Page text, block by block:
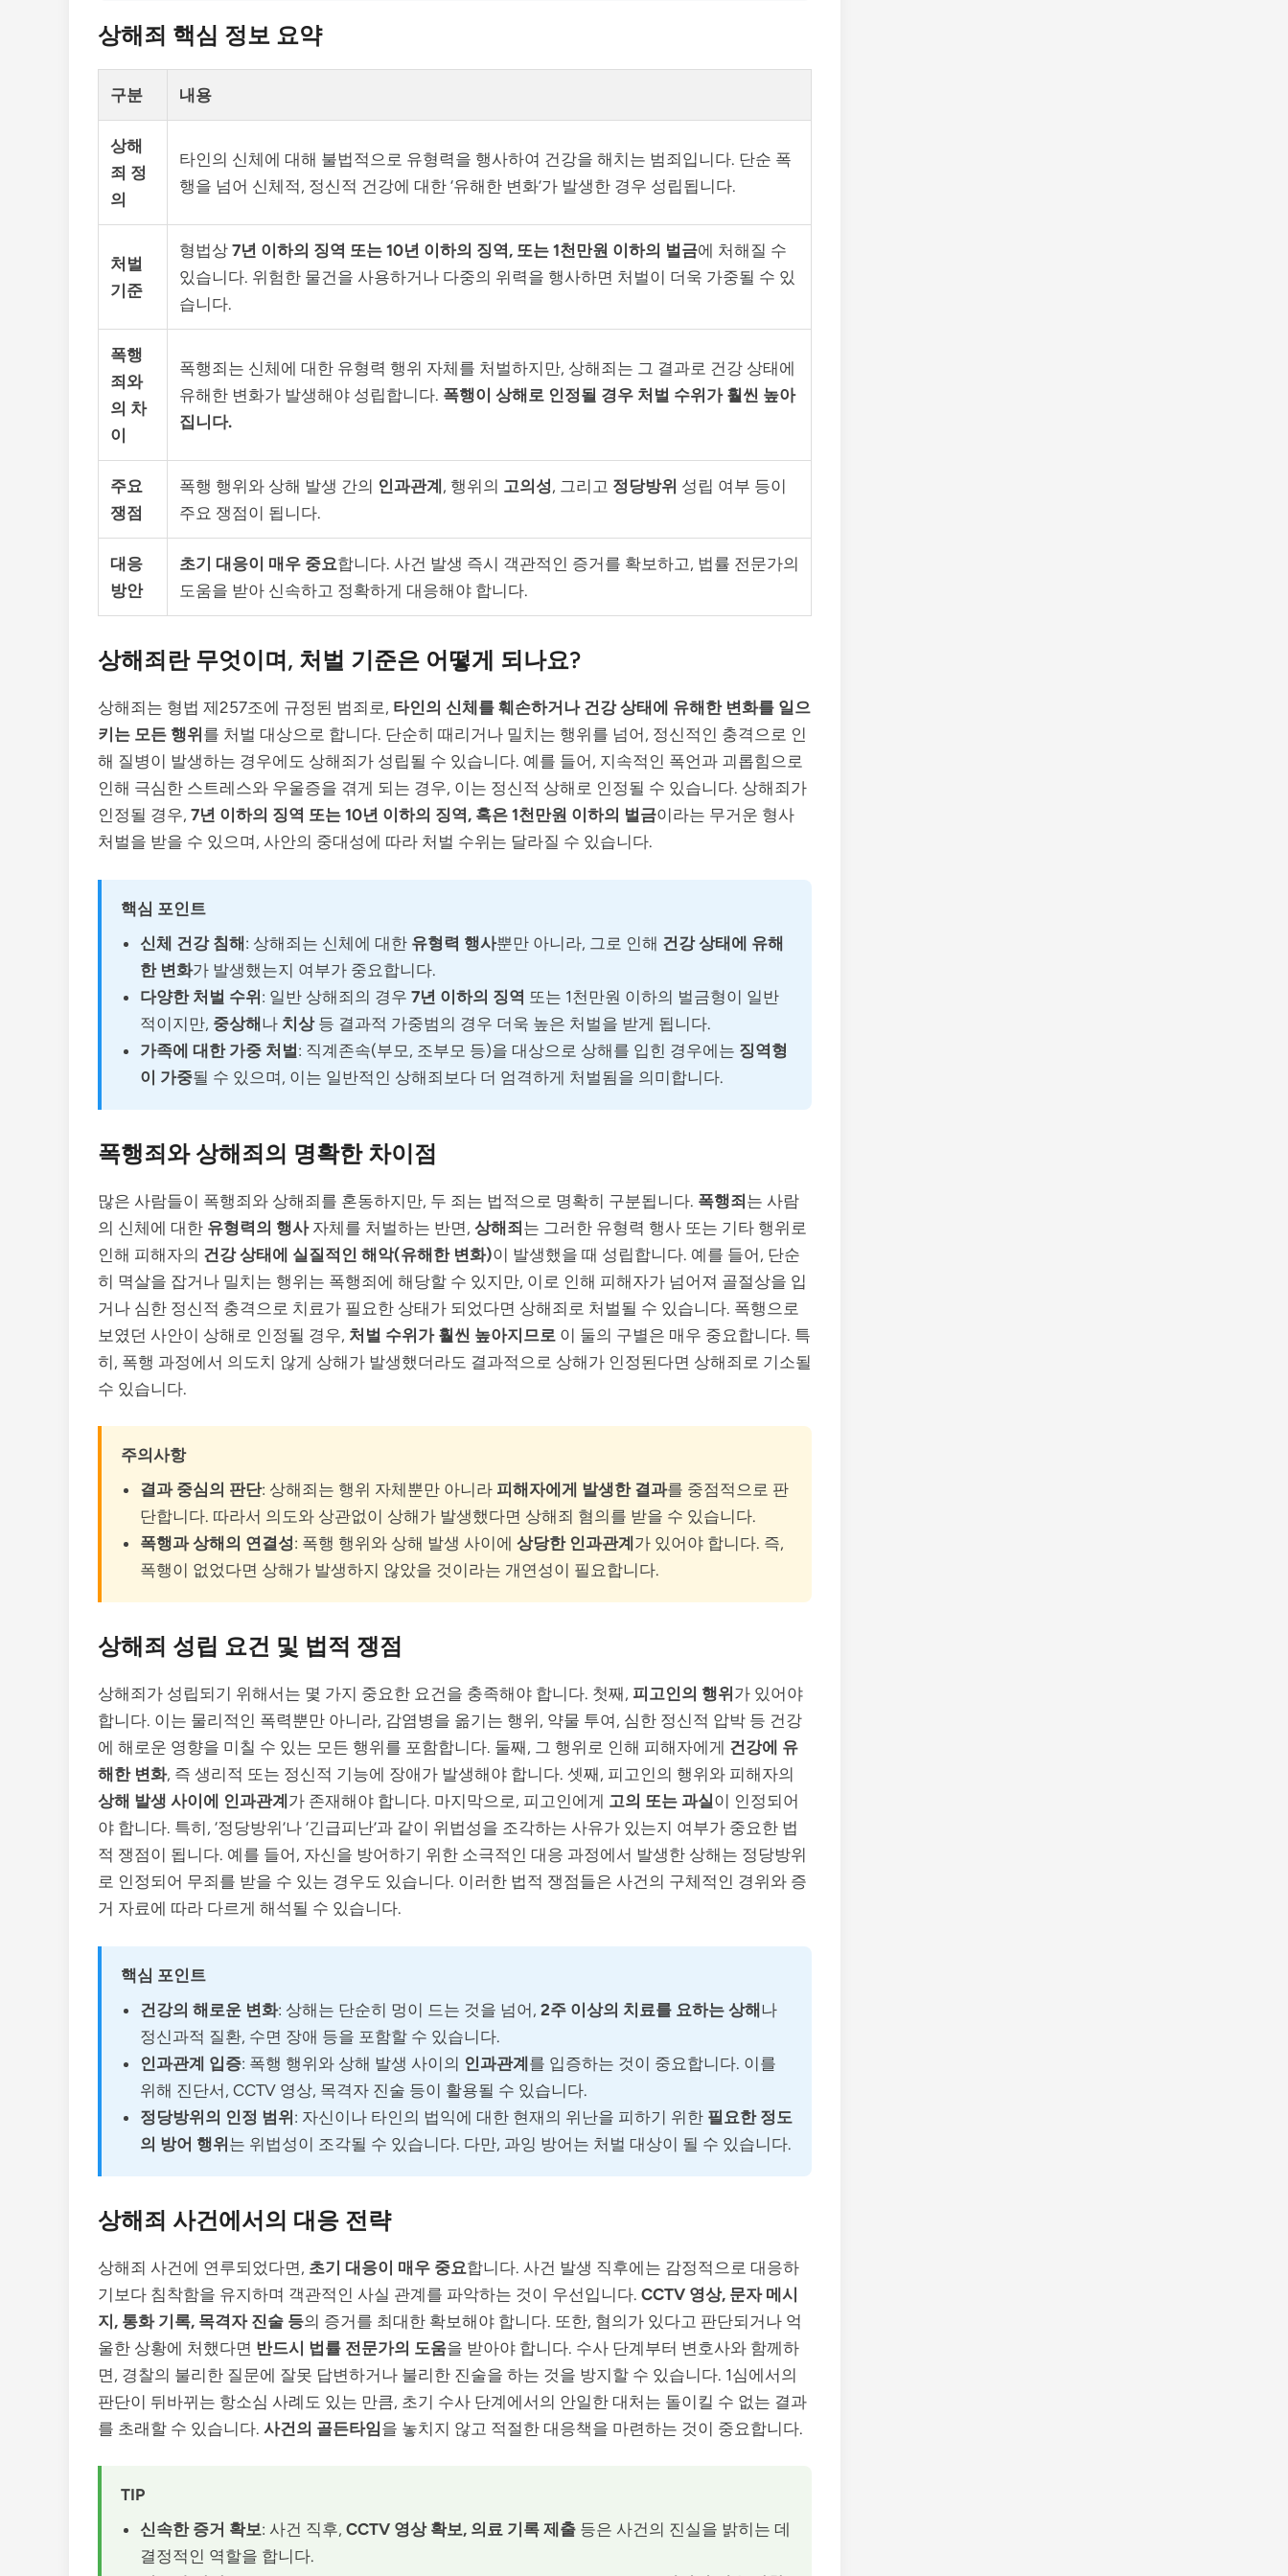
상해죄 핵심 정보 요약
구분 내용
상해
죄 정
의
타인의 신체에 대해 불법적으로 유형력을 행사하여 건강을 해치는 범죄입니다. 단순 폭
행을 넘어 신체적, 정신적 건강에 대한 ‘유해한 변화’가 발생한 경우 성립됩니다.
처벌
기준
형법상 7년 이하의 징역 또는 10년 이하의 징역, 또는 1천만원 이하의 벌금에 처해질 수
있습니다. 위험한 물건을 사용하거나 다중의 위력을 행사하면 처벌이 더욱 가중될 수 있
습니다.
폭행
죄와
의 차
이
폭행죄는 신체에 대한 유형력 행위 자체를 처벌하지만, 상해죄는 그 결과로 건강 상태에
유해한 변화가 발생해야 성립합니다. 폭행이 상해로 인정될 경우 처벌 수위가 훨씬 높아
집니다.
주요
쟁점
폭행 행위와 상해 발생 간의 인과관계 , 행위의 고의성, 그리고 정당방위 성립 여부 등이
주요 쟁점이 됩니다.
대응
방안
초기 대응이 매우 중요합니다. 사건 발생 즉시 객관적인 증거를 확보하고, 법률 전문가의
도움을 받아 신속하고 정확하게 대응해야 합니다.
상해죄란 무엇이며, 처벌 기준은 어떻게 되나요?
상해죄는 형법 제257조에 규정된 범죄로, 타인의 신체를 훼손하거나 건강 상태에 유해한 변화를 일으
키는 모든 행위 를 처벌 대상으로 합니다. 단순히 때리거나 밀치는 행위를 넘어, 정신적인 충격으로 인
해 질병이 발생하는 경우에도 상해죄가 성립될 수 있습니다. 예를 들어, 지속적인 폭언과 괴롭힘으로
인해 극심한 스트레스와 우울증을 겪게 되는 경우, 이는 정신적 상해로 인정될 수 있습니다. 상해죄가
인정될 경우, 7년 이하의 징역 또는 10년 이하의 징역, 혹은 1천만원 이하의 벌금이라는 무거운 형사
처벌을 받을 수 있으며, 사안의 중대성에 따라 처벌 수위는 달라질 수 있습니다.
핵심 포인트
신체 건강 침해: 상해죄는 신체에 대한 유형력 행사뿐만 아니라, 그로 인해 건강 상태에 유해
한 변화가 발생했는지 여부가 중요합니다.
다양한 처벌 수위: 일반 상해죄의 경우 7년 이하의 징역 또는 1천만원 이하의 벌금형이 일반
적이지만, 중상해나 치상등 결과적 가중범의 경우 더욱 높은 처벌을 받게 됩니다.
가족에 대한 가중 처벌: 직계존속(부모, 조부모 등)을 대상으로 상해를 입힌 경우에는 징역형
이 가중될 수 있으며, 이는 일반적인 상해죄보다 더 엄격하게 처벌됨을 의미합니다.
폭행죄와 상해죄의 명확한 차이점
많은 사람들이 폭행죄와 상해죄를 혼동하지만, 두 죄는 법적으로 명확히 구분됩니다. 폭행죄는 사람
의 신체에 대한 유형력의 행사자체를 처벌하는 반면, 상해죄는 그러한 유형력 행사 또는 기타 행위로
인해 피해자의 건강 상태에 실질적인 해악(유해한 변화)이 발생했을 때 성립합니다. 예를 들어, 단순
히 멱살을 잡거나 밀치는 행위는 폭행죄에 해당할 수 있지만, 이로 인해 피해자가 넘어져 골절상을 입
거나 심한 정신적 충격으로 치료가 필요한 상태가 되었다면 상해죄로 처벌될 수 있습니다. 폭행으로
보였던 사안이 상해로 인정될 경우, 처벌 수위가 훨씬 높아지므로 이 둘의 구별은 매우 중요합니다. 특
히, 폭행 과정에서 의도치 않게 상해가 발생했더라도 결과적으로 상해가 인정된다면 상해죄로 기소될
수 있습니다.
주의사항
결과 중심의 판단: 상해죄는 행위 자체뿐만 아니라 피해자에게 발생한 결과를 중점적으로 판
단합니다. 따라서 의도와 상관없이 상해가 발생했다면 상해죄 혐의를 받을 수 있습니다.
폭행과 상해의 연결성: 폭행 행위와 상해 발생 사이에 상당한 인과관계 가 있어야 합니다. 즉,
폭행이 없었다면 상해가 발생하지 않았을 것이라는 개연성이 필요합니다.
상해죄 성립 요건 및 법적 쟁점
상해죄가 성립되기 위해서는 몇 가지 중요한 요건을 충족해야 합니다. 첫째, 피고인의 행위 가 있어야
합니다. 이는 물리적인 폭력뿐만 아니라, 감염병을 옮기는 행위, 약물 투여, 심한 정신적 압박 등 건강
에 해로운 영향을 미칠 수 있는 모든 행위를 포함합니다. 둘째, 그 행위로 인해 피해자에게 건강에 유
해한 변화, 즉 생리적 또는 정신적 기능에 장애가 발생해야 합니다. 셋째, 피고인의 행위와 피해자의
상해 발생 사이에 인과관계 가 존재해야 합니다. 마지막으로, 피고인에게 고의 또는 과실이 인정되어
야 합니다. 특히, ‘정당방위’나 ‘긴급피난’과 같이 위법성을 조각하는 사유가 있는지 여부가 중요한 법
적 쟁점이 됩니다. 예를 들어, 자신을 방어하기 위한 소극적인 대응 과정에서 발생한 상해는 정당방위
로 인정되어 무죄를 받을 수 있는 경우도 있습니다. 이러한 법적 쟁점들은 사건의 구체적인 경위와 증
거 자료에 따라 다르게 해석될 수 있습니다.
핵심 포인트
건강의 해로운 변화: 상해는 단순히 멍이 드는 것을 넘어, 2주 이상의 치료를 요하는 상해나
정신과적 질환, 수면 장애 등을 포함할 수 있습니다.
인과관계 입증: 폭행 행위와 상해 발생 사이의 인과관계를 입증하는 것이 중요합니다. 이를
위해 진단서, CCTV 영상, 목격자 진술 등이 활용될 수 있습니다.
정당방위의 인정 범위: 자신이나 타인의 법익에 대한 현재의 위난을 피하기 위한 필요한 정도
의 방어 행위는 위법성이 조각될 수 있습니다. 다만, 과잉 방어는 처벌 대상이 될 수 있습니다.
상해죄 사건에서의 대응 전략
상해죄 사건에 연루되었다면, 초기 대응이 매우 중요합니다. 사건 발생 직후에는 감정적으로 대응하
기보다 침착함을 유지하며 객관적인 사실 관계를 파악하는 것이 우선입니다. CCTV 영상, 문자 메시
지, 통화 기록, 목격자 진술 등의 증거를 최대한 확보해야 합니다. 또한, 혐의가 있다고 판단되거나 억
울한 상황에 처했다면 반드시 법률 전문가의 도움을 받아야 합니다. 수사 단계부터 변호사와 함께하
면, 경찰의 불리한 질문에 잘못 답변하거나 불리한 진술을 하는 것을 방지할 수 있습니다. 1심에서의
판단이 뒤바뀌는 항소심 사례도 있는 만큼, 초기 수사 단계에서의 안일한 대처는 돌이킬 수 없는 결과
를 초래할 수 있습니다. 사건의 골든타임을 놓치지 않고 적절한 대응책을 마련하는 것이 중요합니다.
TIP
신속한 증거 확보: 사건 직후, CCTV 영상 확보, 의료 기록 제출 등은 사건의 진실을 밝히는 데
결정적인 역할을 합니다.